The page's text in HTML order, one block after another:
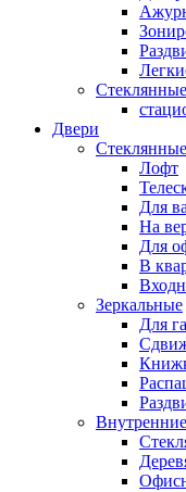
Двери
Стеклянные
Лофт
Для
На
Для
В
Зеркальные
Для
Внутренние